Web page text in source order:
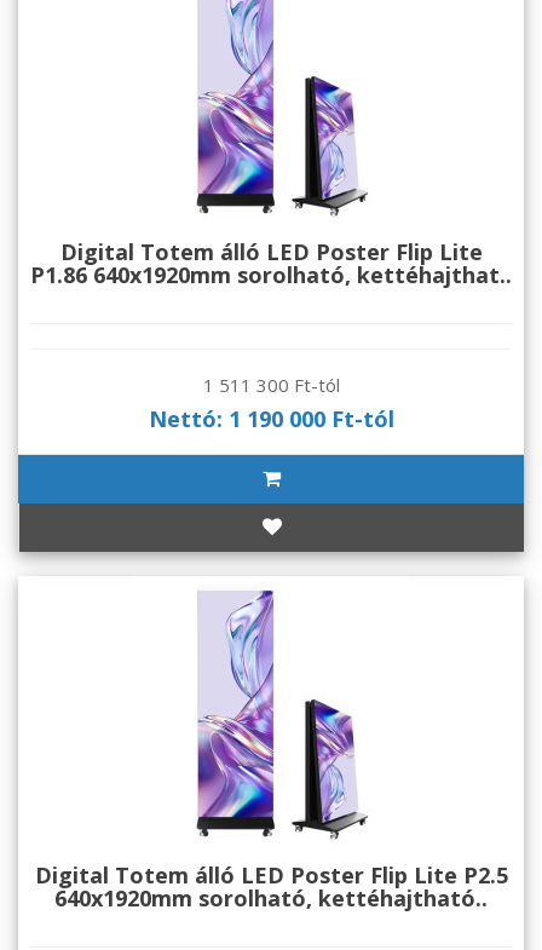
Digital Totem álló LED Poster Flip Lite
P1.86 640x1920mm sorolható, kettéhajthat..
1 511 300 Ft-tól
Nettó: 1 190 000 Ft-tól
Digital Totem álló LED Poster Flip Lite P2.5
640x1920mm sorolható, kettéhajtható..